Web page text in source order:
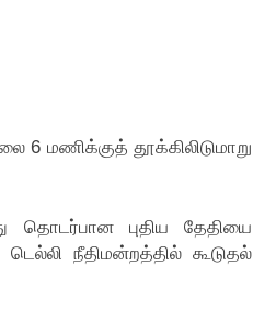
6 மணிக்குத் தூக்கிலிடுமாறு
தொடர்பான புதிய தேதியை
நீதிமன்றத்தில் கூடுதல்